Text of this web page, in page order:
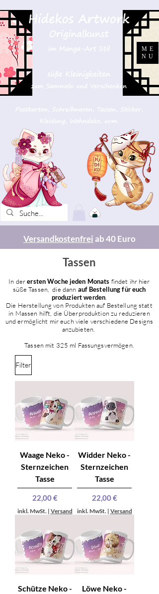
ME
NU
Versandkostenfrei ab 40 Euro
Tassen
In derersten Woche jeden Monats findet ihr hier
süße Tassen, die dann auf Bestellung für euch
produziert werden.
Die Herstellung von Produkten auf Bestellung statt
in Massen hilft, die Überproduktion zu reduzieren
und ermöglicht mir euch viele verschiedene Designs
anzubieten.
Tassen mit 325 ml Fassungsvermögen.
Filter
Waage Neko -
Sternzeichen
Tasse
Preis
22,00 €
inkl. MwSt. | Versand
Widder Neko -
Sternzeichen
Tasse
Preis
22,00 €
inkl. MwSt. | Versand
Schütze Neko -
Löwe Neko -